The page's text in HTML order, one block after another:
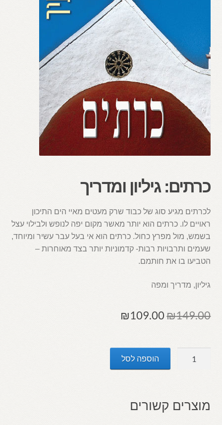
כרתים: גיליון ומדריך
לכרתים מגיע סוג של כבוד שרק מעטים מאיי הים התיכון
ראויים לו. כרתים הוא יותר מאשר מקום יפה לנופש ולבילוי עצל
בשמש, מול מפרץ כחול. כרתים הוא אי בעל עבר עשיר ומיוחד,
שעמים ותרבויות רבות- קדמוניות יותר בצד מאוחרות –
הטביעו בו את חותמם.
גיליון, מדריך ומפה
₪149.00
המחיר
היה:
₪149.00.
₪109.00
הוא:
₪109.00.
ומדריך
הוספה לסל
מוצרים קשורים